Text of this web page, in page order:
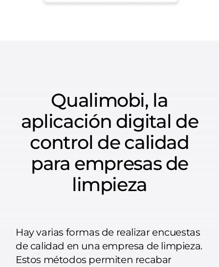
Qualimobi, la
aplicación digital de
control de calidad
para empresas de
limpieza
Hay varias formas de realizar encuestas
de calidad en una empresa de limpieza.
Estos métodos permiten recabar